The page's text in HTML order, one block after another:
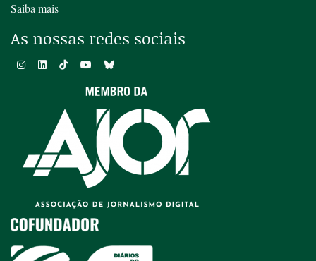
Saiba mais
As nossas redes sociais